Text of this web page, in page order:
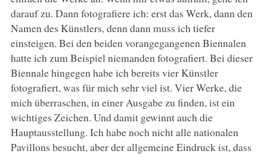
darauf zu. Dann fotografiere ich: erst das Werk, dann den
Namen des Künstlers, denn dann muss ich tiefer
einsteigen. Bei den beiden vorangegangenen Biennalen
hatte ich zum Beispiel niemanden fotografiert. Bei dieser
Biennale hingegen habe ich bereits vier Künstler
fotografiert, was für mich sehr viel ist. Vier Werke, die
mich überraschen, in einer Ausgabe zu finden, ist ein
wichtiges Zeichen. Und damit gewinnt auch die
Hauptausstellung. Ich habe noch nicht alle nationalen
Pavillons besucht, aber der allgemeine Eindruck ist, dass